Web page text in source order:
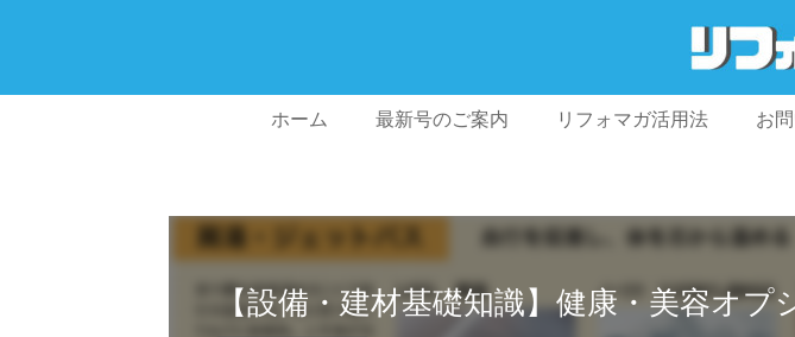
ホーム 最新号のご案内 リフォマガ活用法 お
【設備・建材基礎知識】健康・美容オプ